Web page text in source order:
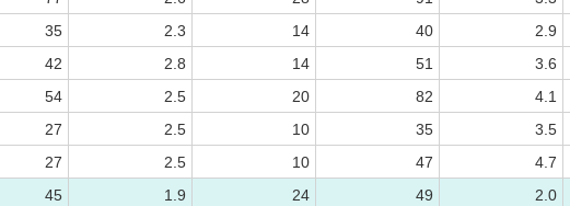
35 2.3 14 40 2.9
42 2.8 14 51 3.6
54 2.5 20 82 4.1
27 2.5 10 35 3.5
27 2.5 10 47 4.7
45 1.9 24 49 2.0